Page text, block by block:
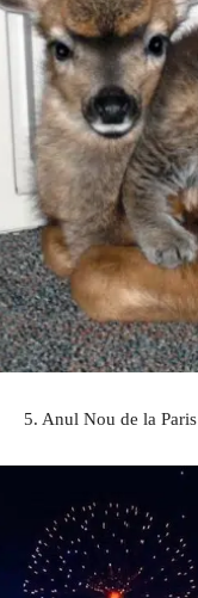
5. Anul Nou de la Paris